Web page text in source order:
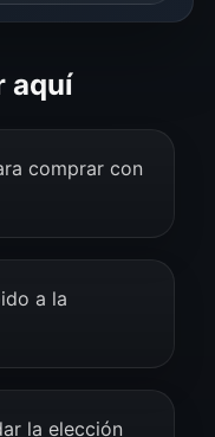
aquí
comprar con
a la
la elección